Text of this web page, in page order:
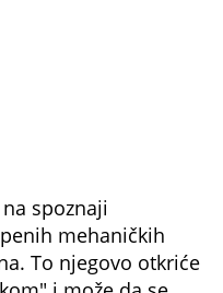
spoznaji
mehaničkih
To njegovo otkriće